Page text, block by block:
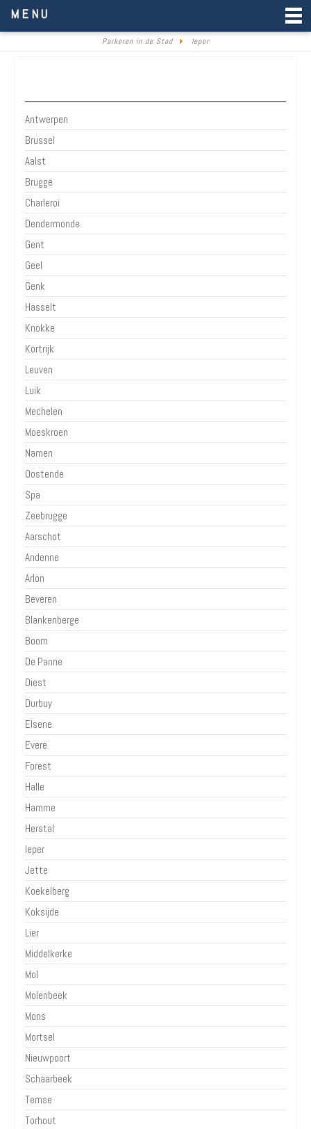
MENU
Parkeren in de Stad Ieper
Antwerpen
Brussel
Aalst
Brugge
Charleroi
Dendermonde
Gent
Geel
Genk
Hasselt
Knokke
Kortrijk
Leuven
Luik
Mechelen
Moeskroen
Namen
Oostende
Spa
Zeebrugge
Aarschot
Andenne
Arlon
Beveren
Blankenberge
Boom
De Panne
Diest
Durbuy
Elsene
Evere
Forest
Halle
Hamme
Herstal
Ieper
Jette
Koekelberg
Koksijde
Lier
Middelkerke
Mol
Molenbeek
Mons
Mortsel
Nieuwpoort
Schaarbeek
Temse
Torhout